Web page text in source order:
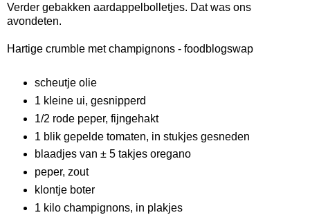
Verder gebakken aardappelbolletjes. Dat was ons
avondeten.
Hartige crumble met champignons - foodblogswap
scheutje olie
1 kleine ui, gesnipperd
1/2 rode peper, fijngehakt
1 blik gepelde tomaten, in stukjes gesneden
blaadjes van ± 5 takjes oregano
peper, zout
klontje boter
1 kilo champignons, in plakjes